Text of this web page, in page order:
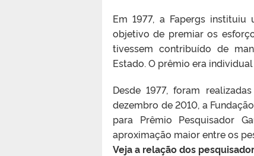
Em 1977, a Fapergs
objetivo de premiar os
tivessem contribuído de
Estado. O prêmio era
Desde 1977, foram
dezembro de 2010, a
para Prêmio Pesquisador
aproximação maior entre os
Veja a relação dos